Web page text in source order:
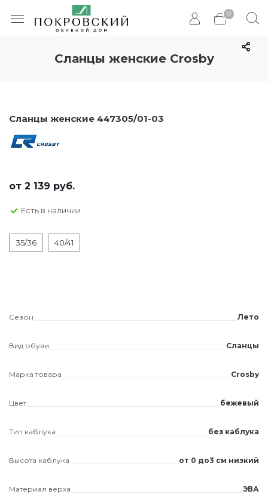
0
Сланцы женские Crosby
Сланцы женские 447305/01-03
от 2 139 руб.
Есть в наличии
35/36 40/41
Сезон Лето
Вид обуви Сланцы
Марка товара Crosby
Цвет бежевый
Тип каблука без каблука
Высота каблука от 0 до3 см низкий
Материал верха ЭВА